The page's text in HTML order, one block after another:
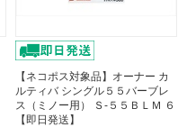
【ネコポス対象品】オーナー カ
ルティバ シングル５５バーブレ
ス（ミノー用） Ｓ-５５ＢＬＭ ６
【即日発送】